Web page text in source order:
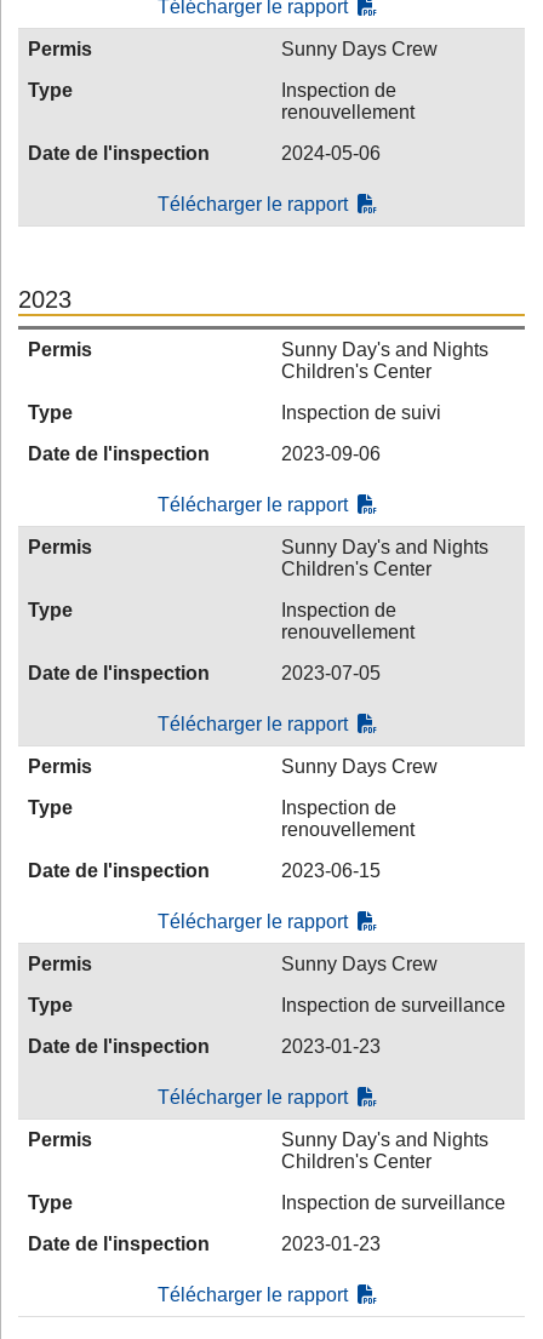
Télécharger le rapport
Permis
Sunny Days Crew
Type
Inspection de
renouvellement
Date de l'inspection
2024-05-06
Télécharger le rapport
2023
Permis
Sunny Day's and Nights
Children's Center
Type
Inspection de suivi
Date de l'inspection
2023-09-06
Télécharger le rapport
Permis
Sunny Day's and Nights
Children's Center
Type
Inspection de
renouvellement
Date de l'inspection
2023-07-05
Télécharger le rapport
Permis
Sunny Days Crew
Type
Inspection de
renouvellement
Date de l'inspection
2023-06-15
Télécharger le rapport
Permis
Sunny Days Crew
Type
Inspection de surveillance
Date de l'inspection
2023-01-23
Télécharger le rapport
Permis
Sunny Day's and Nights
Children's Center
Type
Inspection de surveillance
Date de l'inspection
2023-01-23
Télécharger le rapport